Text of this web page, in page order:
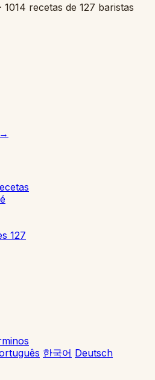
· 1014 recetas de 127 baristas
→
127
한국어 Deutsch